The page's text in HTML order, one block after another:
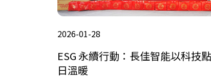
2026-01-28
ESG 永續行動：長佳智能以科技
日溫暖